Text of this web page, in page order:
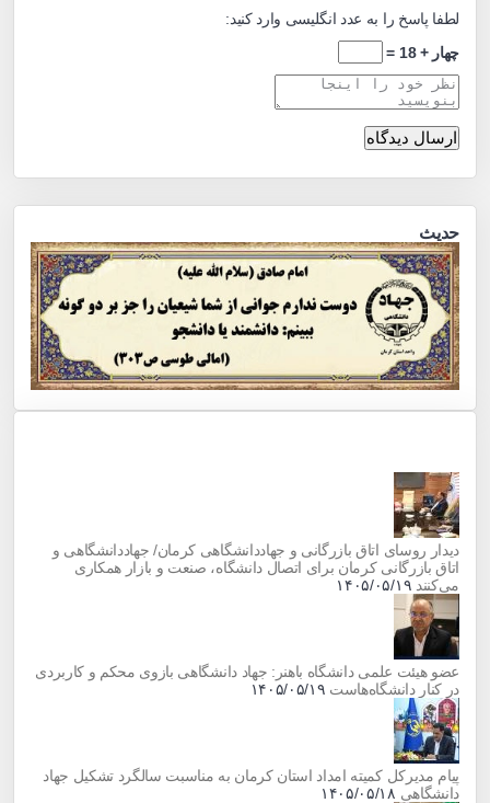
لطفا پاسخ را به عدد انگلیسی وارد کنید:
چهار + 18 =
حدیث
‌دیدار روسای اتاق بازرگانی و جهاددانشگاهی کرمان/ جهاددانشگاهی و
اتاق بازرگانی کرمان برای اتصال دانشگاه، صنعت و بازار همکاری
می‌کنند ۱۴۰۵/۰۵/۱۹
عضو هیئت علمی دانشگاه باهنر: جهاد دانشگاهی بازوی محکم و کاربردی
در کنار دانشگاه‌هاست ۱۴۰۵/۰۵/۱۹
پیام مدیرکل کمیته امداد استان کرمان به مناسبت سالگرد تشکیل جهاد
دانشگاهی ۱۴۰۵/۰۵/۱۸